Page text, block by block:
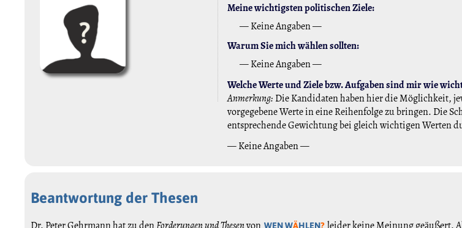
Meine wichtigsten politischen Ziele:
— Keine Angaben —
Warum Sie mich wählen sollten:
— Keine Angaben —
Welche Werte und Ziele bzw. Aufgaben sind mir wie
Anmerkung: Die Kandidaten haben hier die Möglichkeit,
vorgegebene Werte in eine Reihenfolge zu bringen. Die
entsprechende Gewichtung bei gleich wichtigen Werten
— Keine Angaben —
Beantwortung der Thesen
WEN WÄHLEN?